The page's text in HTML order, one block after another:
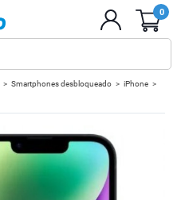
0
Smartphones desbloqueado
iPhone